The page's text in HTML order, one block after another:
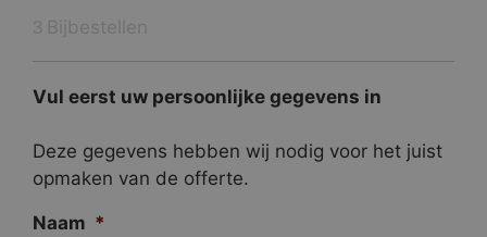
Vul eerst uw persoonlijke gegevens in
Deze gegevens hebben wij nodig voor het juist
opmaken van de offerte.
Naam *